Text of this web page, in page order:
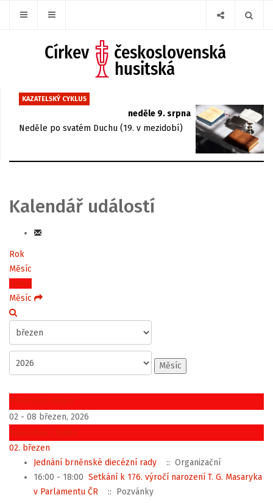
KAZATELSKÝ CYKLUS
neděle 9. srpna
Neděle po svatém Duchu (19. v mezidobí)
Kalendář událostí
Rok
Měsíc
Týden
Měsíc
Měsíc
Předchozí týden
02 - 08 březen, 2026
Následující týden
02. březen
Jednání brněnské diecézní rady
:: Organizační
16:00 - 18:00 Setkání k 176. výročí narození T. G. Masaryka
v Parlamentu ČR
:: Pozvánky